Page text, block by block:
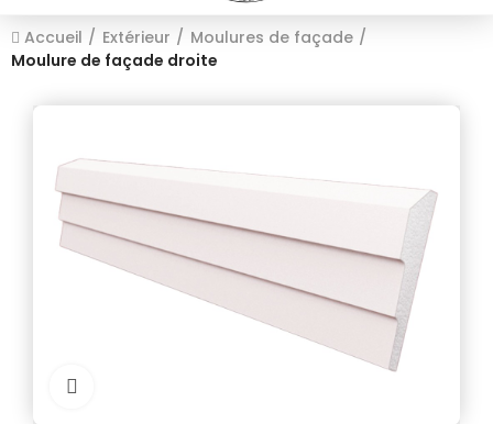
Accueil Extérieur
Moulures de façade
Moulure de façade droite